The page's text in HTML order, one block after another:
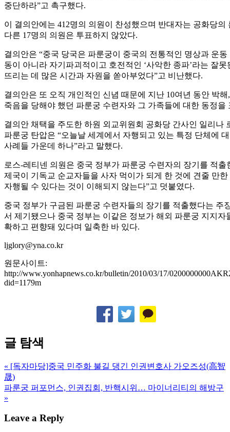
중단하라”고 촉구했다.
이 결의안에는 412명의 의원이 찬성했으며 반대자는 공화당의
다른 17명의 의원은 투표하지 않았다.
결의안은 “중국 당국은 파룬궁이 중국의 전통적인 명상과 운
동이 아니라 자기파괴적이고 호전적인 ‘사악한 종파’라는 잘
뜨리는 데 많은 시간과 자원을 쏟아부었다”고 비난했다.
결의안은 또 오직 개인적인 신념 때문에 지난 10여년 동안 박
죽음을 당해야 했던 파룬궁 수련자와 그 가족들에 대한 동정을
결의안 채택을 주도한 하원 외교위원회 공화당 간사인 일리나
파룬궁 탄압은 “오늘날 세계에서 자행되고 있는 특정 단체에
사례들 가운데 하나”라고 말했다.
로스-레티넨 의원은 중국 정부가 파룬궁 수련자의 장기를 적출
제국이 기독교 순교자들을 사자 먹이가 되게 한 것에 견줄 만
자행될 수 있다는 것이 이해되지 않는다”고 덧붙였다.
중국 정부가 구금된 파룬궁 수련자들의 장기를 적출했다는 주
서 제기됐으나 중국 정부는 이같은 정보가 해외 파룬궁 지지자
확하고 편향돼 있다며 일축한 바 있다.
ljglory@yna.co.kr
원문사이트:
http://www.yonhapnews.co.kr/bulletin/2010/03/17/
did=1179m
글 탐색
« [독자마당]중국 민주화 불길 댕긴 인권변호사 가오즈성(高智
晟)
파룬궁 퍼포먼스, 인권집회, 반핵시위… 마이너리티의 해방구
»
Leave a Reply